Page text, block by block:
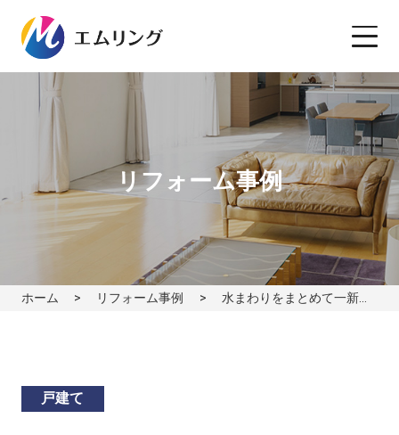
リフォーム事例
ホーム リフォーム事例 水まわりをまとめて一新。毎日の「使いやすさ」が変わるリフォームへ｜キッチン編｜鹿児島市
戸建て